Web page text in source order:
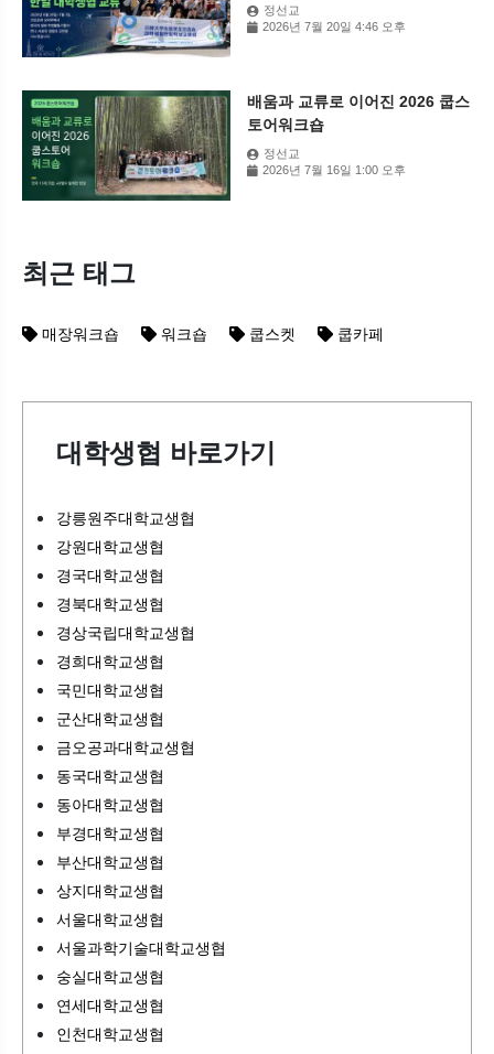
정선교
2026년 7월 20일 4:46 오후
배움과 교류로 이어진 2026 쿱스
토어워크숍
정선교
2026년 7월 16일 1:00 오후
최근 태그
매장워크숍 워크숍 쿱스켓 쿱카페
대학생협 바로가기
강릉원주대학교생협
강원대학교생협
경국대학교생협
경북대학교생협
경상국립대학교생협
경희대학교생협
국민대학교생협
군산대학교생협
금오공과대학교생협
동국대학교생협
동아대학교생협
부경대학교생협
부산대학교생협
상지대학교생협
서울대학교생협
서울과학기술대학교생협
숭실대학교생협
연세대학교생협
인천대학교생협